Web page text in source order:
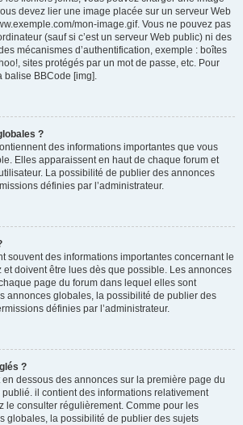
devez lier une image placée sur un serveur Web
mon-image.gif. Vous ne pouvez pas
(sauf si c’est un serveur Web public) ni des
mécanismes d’authentification, exemple : boîtes
sites protégés par un mot de passe, etc. Pour
balise BBCode [img].
?
des informations importantes que vous
Elles apparaissent en haut de chaque forum et
La possibilité de publier des annonces
définies par l’administrateur.
souvent des informations importantes concernant le
et doivent être lues dès que possible. Les annonces
page du forum dans lequel elles sont
annonces globales, la possibilité de publier des
définies par l’administrateur.
?
dessous des annonces sur la première page du
il contient des informations relativement
le consulter régulièrement. Comme pour les
globales, la possibilité de publier des sujets